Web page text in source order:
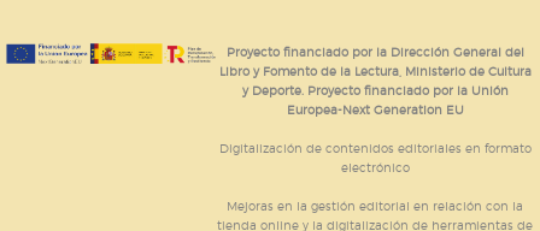
Proyecto financiado por la Dirección General del
Libro y Fomento de la Lectura, Ministerio de Cultura
y Deporte. Proyecto financiado por la Unión
Europea-Next Generation EU
Digitalización de contenidos editoriales en formato
electrónico
Mejoras en la gestión editorial en relación con la
tienda online y la digitalización de herramientas de